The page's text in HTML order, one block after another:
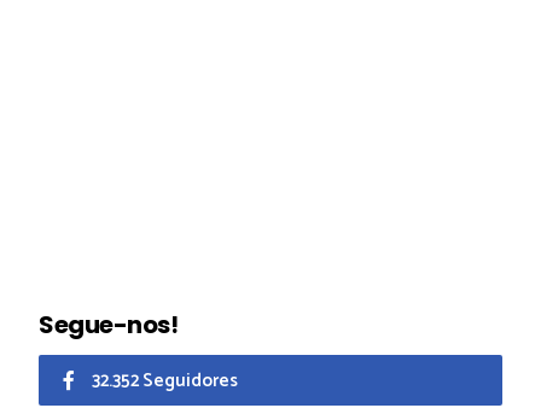
Segue-nos!
32.352 Seguidores